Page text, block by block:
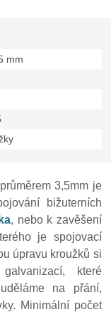
mm
3,5mm je
bižuterních
, nebo k zavěšení
je spojovací
úpravu kroužků si
které
na přání,
Minimální počet